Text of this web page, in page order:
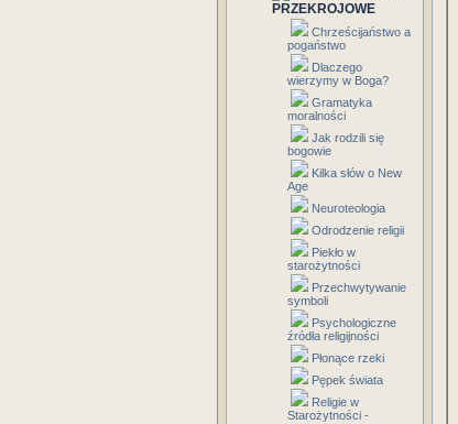
PRZEKROJOWE
Chrześcijaństwo a
pogaństwo
Dlaczego
wierzymy w Boga?
Gramatyka
moralności
Jak rodzili się
bogowie
Kilka słów o New
Age
Neuroteologia
Odrodzenie religii
Piekło w
starożytności
Przechwytywanie
symboli
Psychologiczne
źródła religijności
Płonące rzeki
Pępek świata
Religie w
Starożytności -